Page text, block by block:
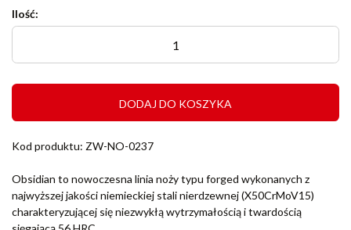
Ilość:
DODAJ DO KOSZYKA
Kod produktu: ZW-NO-0237
Obsidian to nowoczesna linia noży typu forged wykonanych z
najwyższej jakości niemieckiej stali nierdzewnej (X50CrMoV15)
charakteryzującej się niezwykłą wytrzymałością i twardością